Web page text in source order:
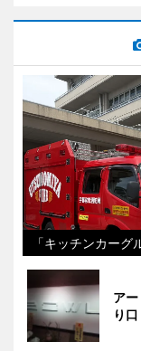
「キッチンカー
ア
り口